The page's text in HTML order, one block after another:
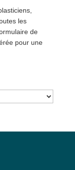
les
de
pour une